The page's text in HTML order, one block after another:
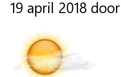
19 april 2018